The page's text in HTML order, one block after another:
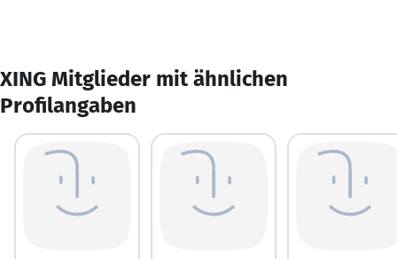
XING Mitglieder mit ähnlichen
Profilangaben